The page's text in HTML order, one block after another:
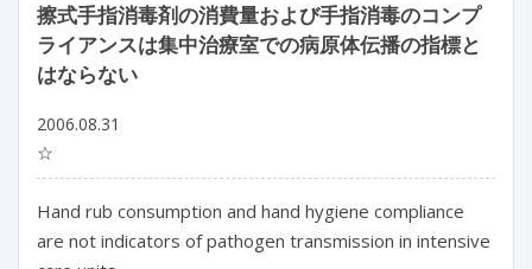
擦式手指消毒剤の消費量および手指消毒のコンプ
ライアンスは集中治療室での病原体伝播の指標と
はならない
2006.08.31
☆
Hand rub consumption and hand hygiene compliance
are not indicators of pathogen transmission in intensive